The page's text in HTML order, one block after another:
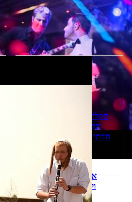
ממעמקים - קליפ הלהקה
אילן דמרי (המדרגות)
ולהקת 200 זוז - קליפ
הלהקה
תקליטן דתי שמח תשמח
הדתי - החרדי הופ - קליפ